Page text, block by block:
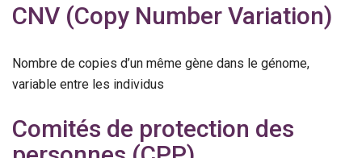
CNV (Copy Number Variation)
Nombre de copies d’un même gène dans le génome,
variable entre les individus
Comités de protection des